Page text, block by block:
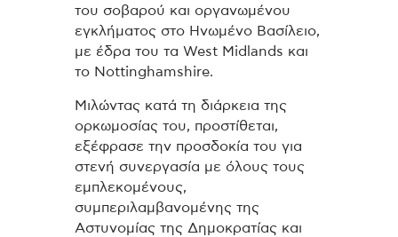
του σοβαρού και οργανωμένου
εγκλήματος στο Ηνωμένο Βασίλειο,
με έδρα του τα West Midlands και
το Nottinghamshire.
Μιλώντας κατά τη διάρκεια της
ορκωμοσίας του, προστίθεται,
εξέφρασε την προσδοκία του για
στενή συνεργασία με όλους τους
εμπλεκομένους,
συμπεριλαμβανομένης της
Αστυνομίας της Δημοκρατίας και